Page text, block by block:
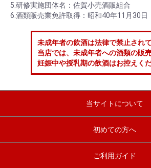
5.研修実施団体名：佐賀小売酒販組合
6.酒類販売業免許取得：昭和40年11月30日
未成年者の飲酒は法律で禁止されて
当店では、未成年者への酒類の販
妊娠中や授乳期の飲酒はお控えくだ
当サイトについて
初めての方へ
ご利用ガイド